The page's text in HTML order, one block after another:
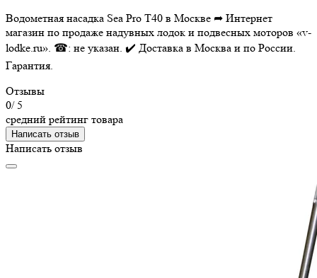
Водометная насадка Sea Pro T40 в Москве ➦ Интернет
магазин по продаже надувных лодок и подвесных моторов «v-
lodke.ru». ☎: не указан. ✔️ Доставка в Москва и по России.
Гарантия.
Отзывы
0/ 5
средний рейтинг товара
Написать отзыв
Написать отзыв